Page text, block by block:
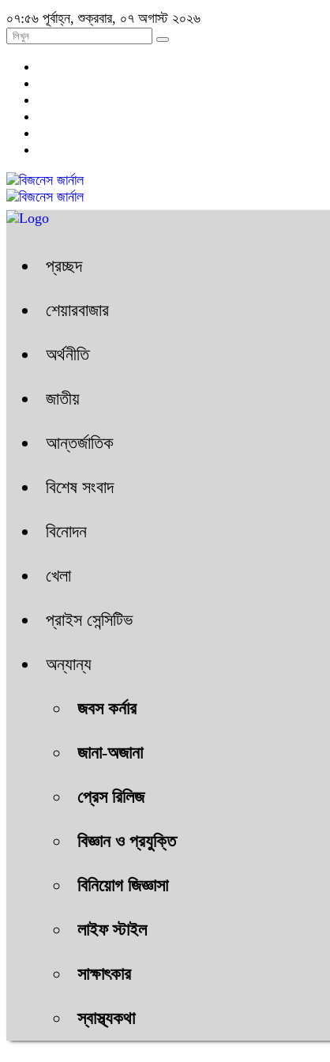
০৭:৫৬ পূর্বাহ্ন, শুক্রবার, ০৭ অগাস্ট ২০২৬
প্রচ্ছদ
শেয়ারবাজার
অর্থনীতি
জাতীয়
আন্তর্জাতিক
বিশেষ সংবাদ
বিনোদন
খেলা
প্রাইস সেন্সিটিভ
অন্যান্য
জবস কর্নার
জানা-অজানা
প্রেস রিলিজ
বিজ্ঞান ও প্রযুক্তি
বিনিয়োগ জিজ্ঞাসা
লাইফ স্টাইল
সাক্ষাৎকার
স্বাস্থ্যকথা